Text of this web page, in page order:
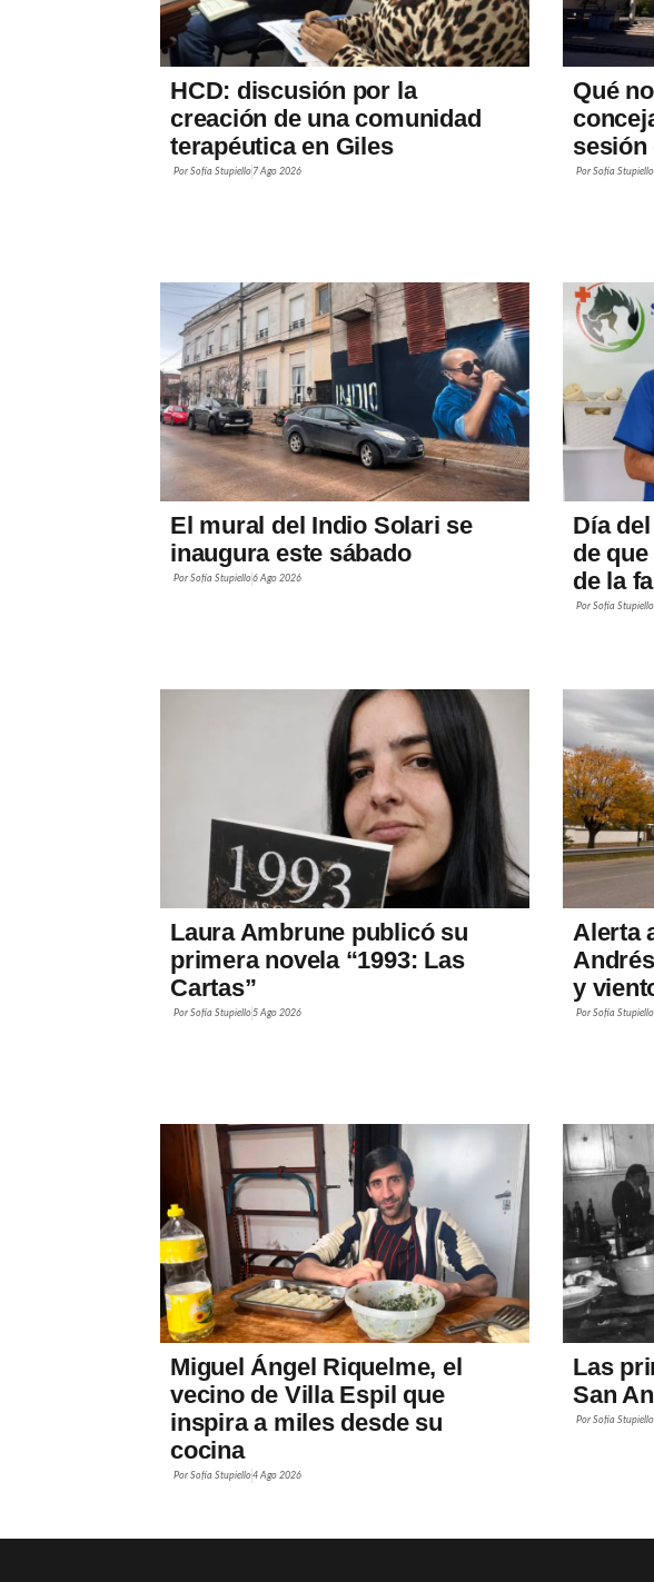
HCD: discusión por la
creación de una comunidad
terapéutica en Giles
Por Sofía Stupiello 7 Ago 2026
Qué
sesión
Por Sofía Stupiello
El mural del Indio Solari se
inaugura este sábado
Por Sofía Stupiello6 Ago 2026
Día
de
de la
Por Sofía Stupiello
Laura Ambrune publicó su
primera novela “1993: Las
Cartas”
Por Sofía Stupiello5 Ago 2026
Alerta
y
Por Sofía Stupiello
Miguel Ángel Riquelme, el
vecino de Villa Espil que
inspira a miles desde su
cocina
Por Sofía Stupiello4 Ago 2026
Las
San
Por Sofía Stupiello